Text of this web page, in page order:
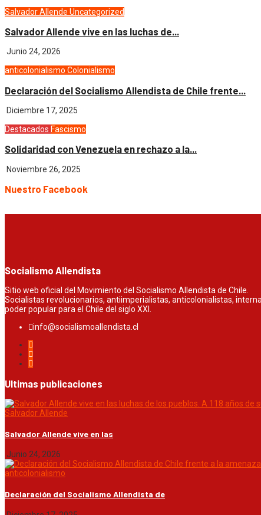
Salvador Allende Uncategorized
Salvador Allende vive en las luchas de...
Junio 24, 2026
anticolonialismo Colonialismo
Declaración del Socialismo Allendista de Chile frente...
Diciembre 17, 2025
Destacados Fascismo
Solidaridad con Venezuela en rechazo a la...
Noviembre 26, 2025
Nuestro Facebook
Socialismo Allendista
Sitio web oficial del Movimiento del Socialismo Allendista de Chile.
Socialistas revolucionarios, antiimperialistas, anticolonialistas,
poder popular para el Chile del siglo XXI.
info@socialismoallendista.cl
Ultimas publicaciones
Salvador Allende
Salvador Allende vive en las
Junio 24, 2026
anticolonialismo
Declaración del Socialismo Allendista de